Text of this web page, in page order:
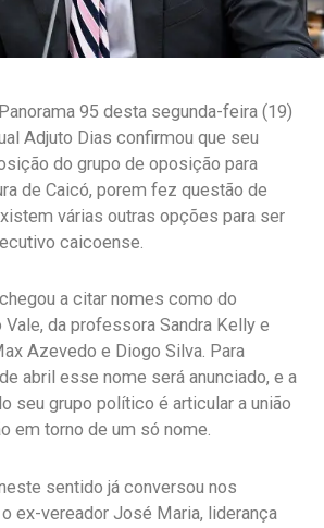
95 desta segunda-feira (19)
Adjuto Dias confirmou que seu
do grupo de oposição para
de Caicó, porem fez questão de
várias outras opções para ser
caicoense.
a citar nomes como do
da professora Sandra Kelly e
Azevedo e Diogo Silva. Para
abril esse nome será anunciado, e a
seu grupo político é articular a união
em torno de um só nome.
sentido já conversou nos
ex-vereador José Maria, liderança